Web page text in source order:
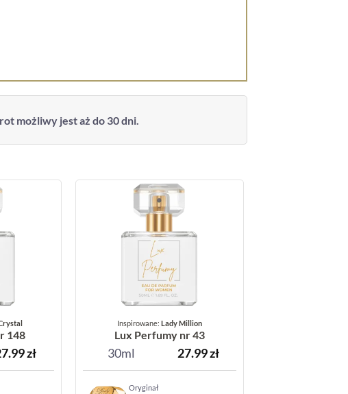
możliwy jest aż do 30 dni.
148
zł
Inspirowane: Lady Million
Lux Perfumy nr 43
30ml 27.99zł
Oryginał